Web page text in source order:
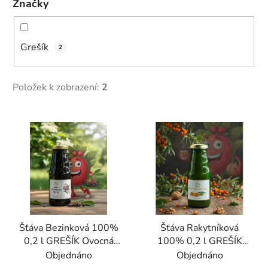
Značky
Grešík 2
Položek k zobrazení: 2
Šťáva Bezinková 100%
0,2 l GREŠÍK Ovocná
šťáva
Objednáno
Šťáva Rakytníková
100% 0,2 l GREŠÍK
Ovocná šťáva
Objednáno